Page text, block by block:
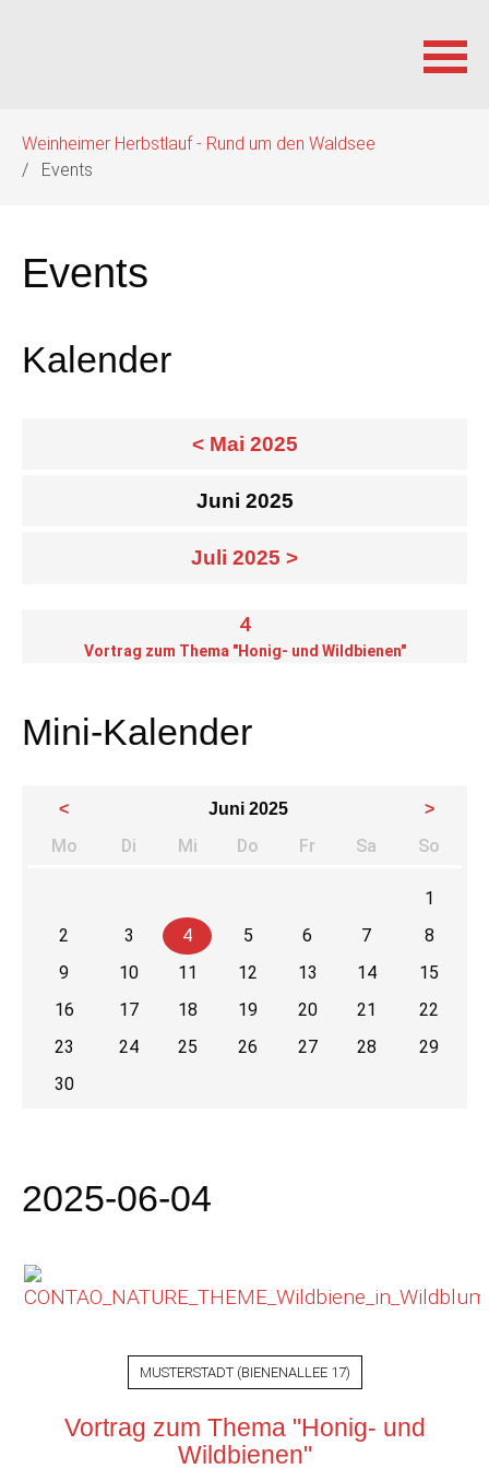
überspringen
Weinheimer Herbstlauf - Rund um den Waldsee
Events
Events
Kalender
< Mai 2025
Juni 2025
Juli 2025 >
4
Vortrag zum Thema "Honig- und Wildbienen"
Mini-Kalender
< Juni 2025 >
Mo Di enstag
Mi ttwoch
Do nnerstag
Fr eitagSa mstag
So
1
2
3 4 5 6 7
8
9
10 11 12 13 14
15
16
17 18 19 20 21
22
23
24 25 26 27 28
29
30
2025-06-04
MUSTERSTADT(BIENENALLEE 17)
Vortrag zum Thema "Honig- und
Wildbienen"